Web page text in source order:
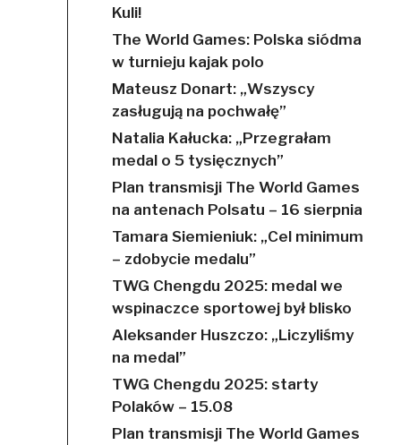
Kuli!
The World Games: Polska siódma
w turnieju kajak polo
Mateusz Donart: „Wszyscy
zasługują na pochwałę”
Natalia Kałucka: „Przegrałam
medal o 5 tysięcznych”
Plan transmisji The World Games
na antenach Polsatu – 16 sierpnia
Tamara Siemieniuk: „Cel minimum
– zdobycie medalu”
TWG Chengdu 2025: medal we
wspinaczce sportowej był blisko
Aleksander Huszczo: „Liczyliśmy
na medal”
TWG Chengdu 2025: starty
Polaków – 15.08
Plan transmisji The World Games